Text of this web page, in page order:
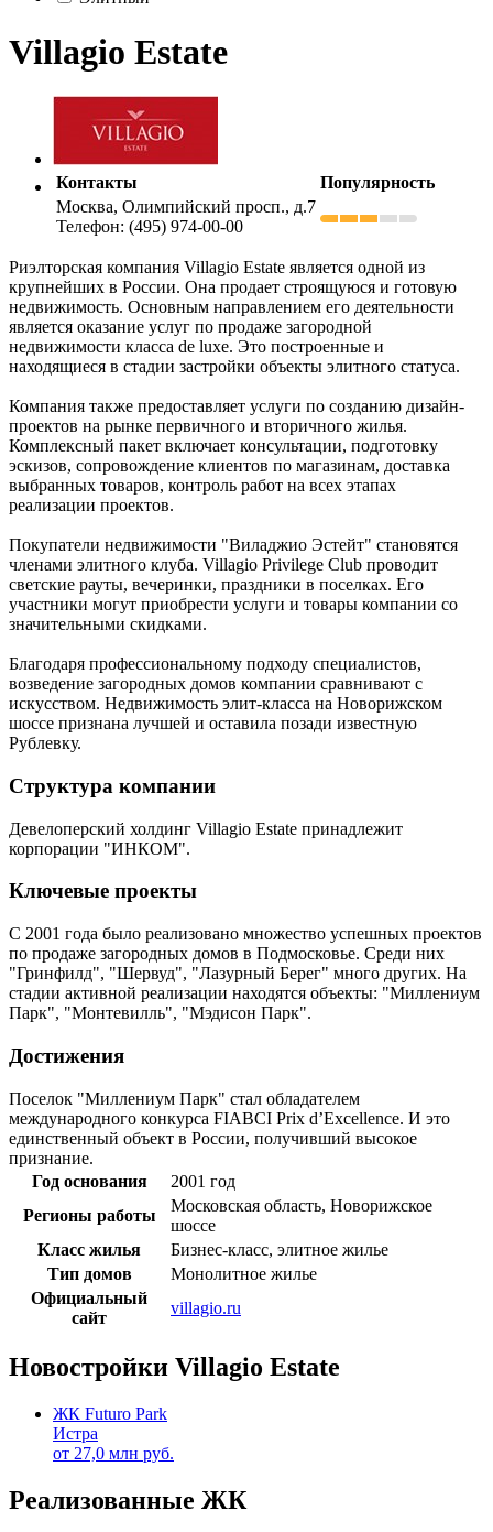
Villagio Estate
Контакты
Популярность
Москва, Олимпийский просп., д.7
Телефон: (495) 974-00-00
Риэлторская компания Villagio Estate является одной из
крупнейших в России. Она продает строящуюся и готовую
недвижимость. Основным направлением его деятельности
является оказание услуг по продаже загородной
недвижимости класса de luxe. Это построенные и
находящиеся в стадии застройки объекты элитного статуса.
Компания также предоставляет услуги по созданию дизайн-
проектов на рынке первичного и вторичного жилья.
Комплексный пакет включает консультации, подготовку
эскизов, сопровождение клиентов по магазинам, доставка
выбранных товаров, контроль работ на всех этапах
реализации проектов.
Покупатели недвижимости "Виладжио Эстейт" становятся
членами элитного клуба. Villagio Privilege Club проводит
светские рауты, вечеринки, праздники в поселках. Его
участники могут приобрести услуги и товары компании со
значительными скидками.
Благодаря профессиональному подходу специалистов,
возведение загородных домов компании сравнивают с
искусством. Недвижимость элит-класса на Новорижском
шоссе признана лучшей и оставила позади известную
Рублевку.
Структура компании
Девелоперский холдинг Villagio Estate принадлежит
корпорации "ИНКОМ".
Ключевые проекты
С 2001 года было реализовано множество успешных проектов
по продаже загородных домов в Подмосковье. Среди них
"Гринфилд", "Шервуд", "Лазурный Берег" много других. На
стадии активной реализации находятся объекты: "Миллениум
Парк", "Монтевилль", "Мэдисон Парк".
Достижения
Поселок "Миллениум Парк" стал обладателем
международного конкурса FIABCI Prix d’Excellence. И это
единственный объект в России, получивший высокое
признание.
Год основания
2001 год
Регионы работы
Московская область, Новорижское
шоссе
Класс жилья
Бизнес-класс, элитное жилье
Тип домов
Монолитное жилье
Официальный
сайт
villagio.ru
Новостройки Villagio Estate
ЖК Futuro Park
Истра
от 27,0 млн руб.
Реализованные ЖК